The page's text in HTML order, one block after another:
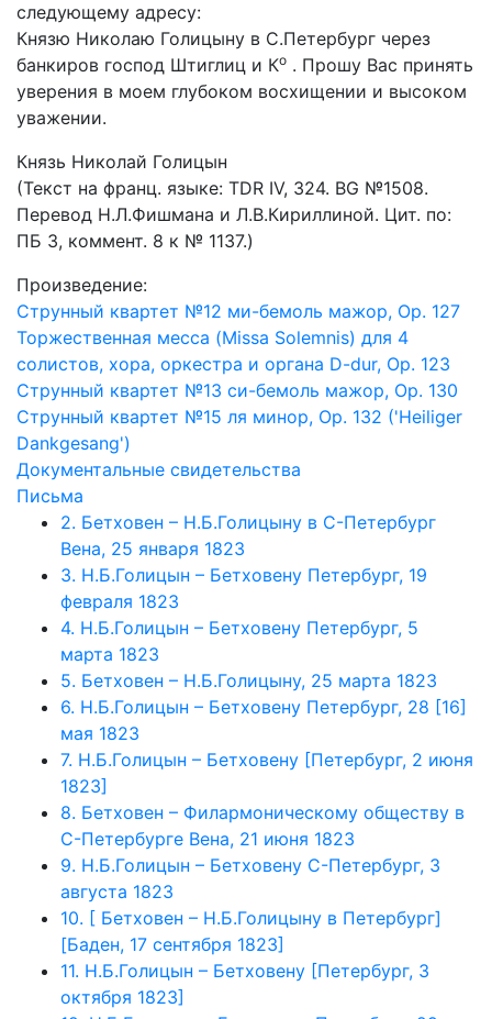
следующему адресу:
Князю Николаю Голицыну в С.Петербург через
банкиров господ Штиглиц и Кo . Прошу Вас принять
уверения в моем глубоком восхищении и высоком
уважении.
Князь Николай Голицын
(Текст на франц. языке: TDR IV, 324. BG №1508.
Перевод Н.Л.Фишмана и Л.В.Кириллиной. Цит. по:
ПБ 3, коммент. 8 к № 1137.)
Произведение:
Струнный квартет №12 ми-бемоль мажор, Op. 127
Торжественная месса (Missa Solemnis) для 4
солистов, хора, оркестра и органа D-dur, Op. 123
Струнный квартет №13 си-бемоль мажор, Op. 130
Струнный квартет №15 ля минор, Op. 132 ('Heiliger
Dankgesang')
Документальные свидетельства
Письма
2. Бетховен – Н.Б.Голицыну в С-Петербург
Вена, 25 января 1823
3. Н.Б.Голицын – Бетховену Петербург, 19
февраля 1823
4. Н.Б.Голицын – Бетховену Петербург, 5
марта 1823
5. Бетховен – Н.Б.Голицыну, 25 марта 1823
6. Н.Б.Голицын – Бетховену Петербург, 28 [16]
мая 1823
7. Н.Б.Голицын – Бетховену [Петербург, 2 июня
1823]
8. Бетховен – Филармоническому обществу в
С-Петербурге Вена, 21 июня 1823
9. Н.Б.Голицын – Бетховену С-Петербург, 3
августа 1823
10. [ Бетховен – Н.Б.Голицыну в Петербург]
[Баден, 17 сентября 1823]
11. Н.Б.Голицын – Бетховену [Петербург, 3
октября 1823]